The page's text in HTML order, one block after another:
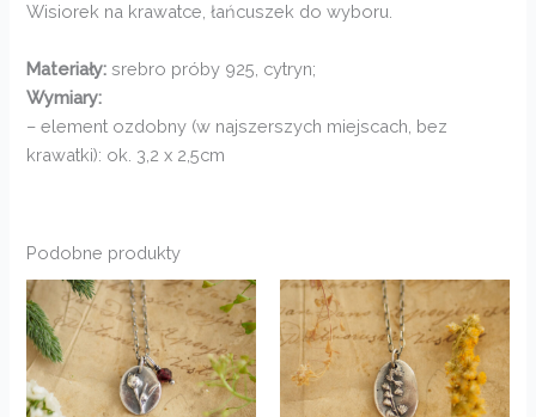
Wisiorek na krawatce, łańcuszek do wyboru.
Materiały: srebro próby 925, cytryn;
Wymiary:
– element ozdobny (w najszerszych miejscach, bez
krawatki): ok. 3,2 x 2,5cm
Podobne produkty